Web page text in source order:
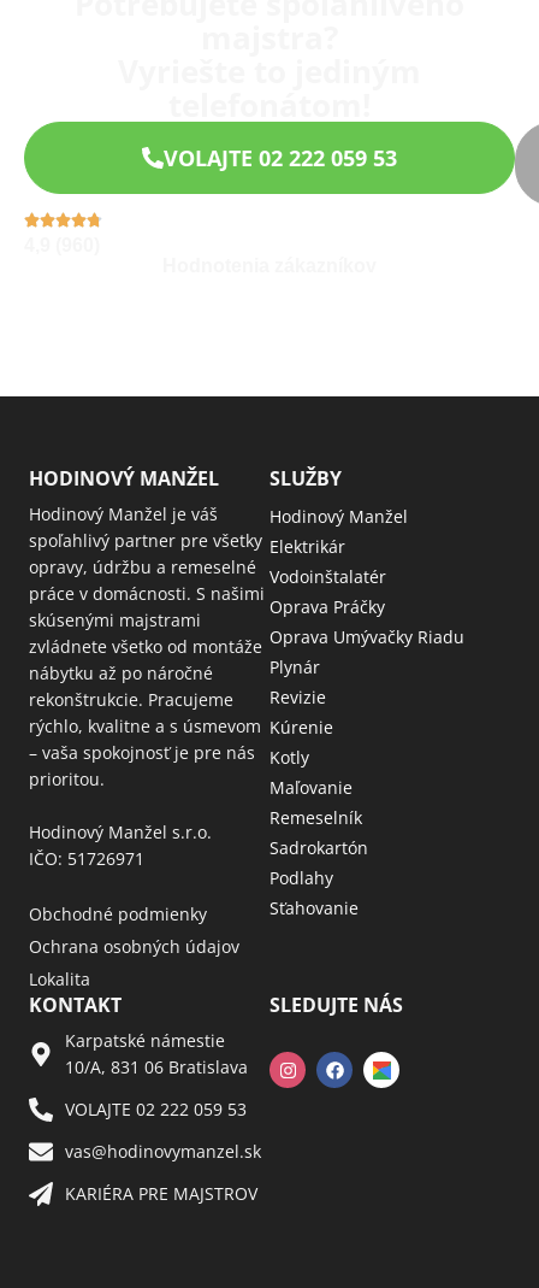
VOLAJTE 02 222 059 53
HODINOVÝ MANŽEL
Hodinový Manžel je váš
spoľahlivý partner pre všetky
opravy, údržbu a remeselné
práce v domácnosti. S našimi
skúsenými majstrami
zvládnete všetko od montáže
nábytku až po náročné
rekonštrukcie. Pracujeme
rýchlo, kvalitne a s úsmevom
– vaša spokojnosť je pre nás
prioritou.
Hodinový Manžel s.r.o.
IČO: 51726971
Obchodné podmienky
Ochrana osobných údajov
Lokalita
SLUŽBY
Hodinový Manžel
Elektrikár
Vodoinštalatér
Oprava Práčky
Oprava Umývačky Riadu
Plynár
Revizie
Kúrenie
Kotly
Maľovanie
Remeselník
Sadrokartón
Podlahy
Sťahovanie
KONTAKT
Karpatské námestie
10/A, 831 06 Bratislava
VOLAJTE 02 222 059 53​
vas@hodinovymanzel.sk​
KARIÉRA PRE MAJSTROV​
SLEDUJTE NÁS